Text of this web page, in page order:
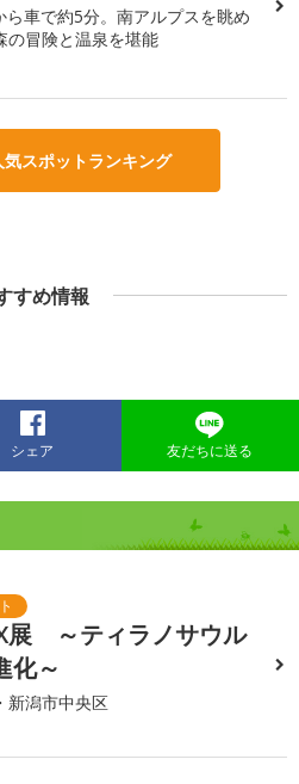
ら車で約5分。南アルプスを眺め
の冒険と温泉を堪能
スポットランキング
すめ情報
シェア 友だちに送る
展 ～ティラノサウル
化～
新潟市中央区